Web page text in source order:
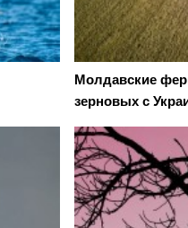
Молдавские
зерновых с